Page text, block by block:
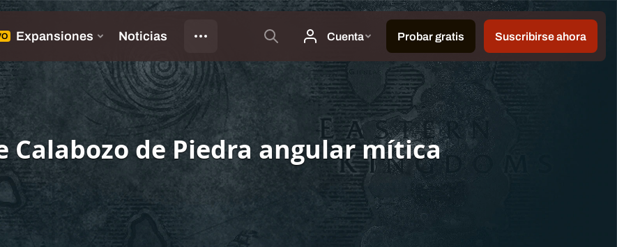
Calabozo de Piedra angular mítica